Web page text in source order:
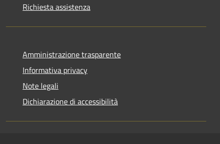
Richiesta assistenza
Amministrazione trasparente
Informativa privacy
Note legali
Dichiarazione di accessibilità